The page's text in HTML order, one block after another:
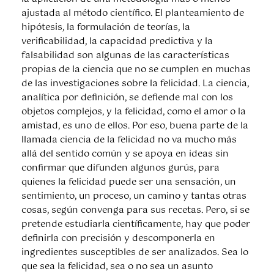
ajustada al método científico. El planteamiento de
hipótesis, la formulación de teorías, la
verificabilidad, la capacidad predictiva y la
falsabilidad son algunas de las características
propias de la ciencia que no se cumplen en muchas
de las investigaciones sobre la felicidad. La ciencia,
analítica por definición, se defiende mal con los
objetos complejos, y la felicidad, como el amor o la
amistad, es uno de ellos. Por eso, buena parte de la
llamada ciencia de la felicidad no va mucho más
allá del sentido común y se apoya en ideas sin
confirmar que difunden algunos gurús, para
quienes la felicidad puede ser una sensación, un
sentimiento, un proceso, un camino y tantas otras
cosas, según convenga para sus recetas. Pero, si se
pretende estudiarla científicamente, hay que poder
definirla con precisión y descomponerla en
ingredientes susceptibles de ser analizados. Sea lo
que sea la felicidad, sea o no sea un asunto